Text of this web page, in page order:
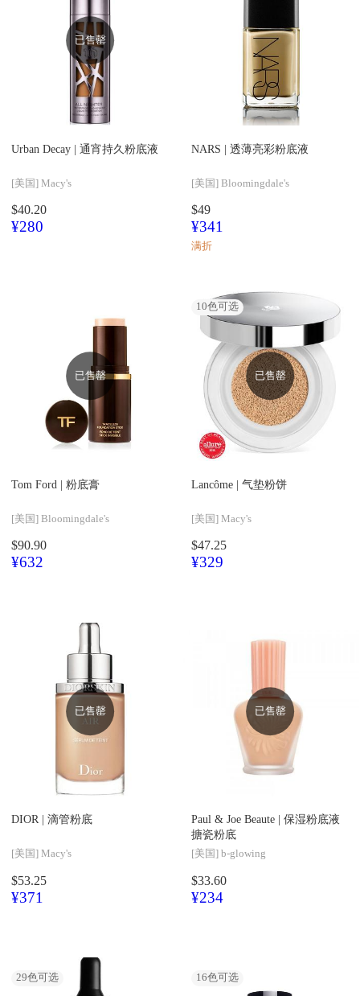
已售罄
Urban Decay | 通宵持久粉底液
[美国] Macy's
$40.20
¥280
NARS | 透薄亮彩粉底液
[美国] Bloomingdale's
$49
¥341
满折
已售罄
Tom Ford | 粉底膏
[美国] Bloomingdale's
$90.90
¥632
10色可选
已售罄
Lancôme | 气垫粉饼
[美国] Macy's
$47.25
¥329
已售罄
DIOR | 滴管粉底
[美国] Macy's
$53.25
¥371
已售罄
Paul & Joe Beaute | 保湿粉底液
搪瓷粉底
[美国] b-glowing
$33.60
¥234
29色可选 16色可选